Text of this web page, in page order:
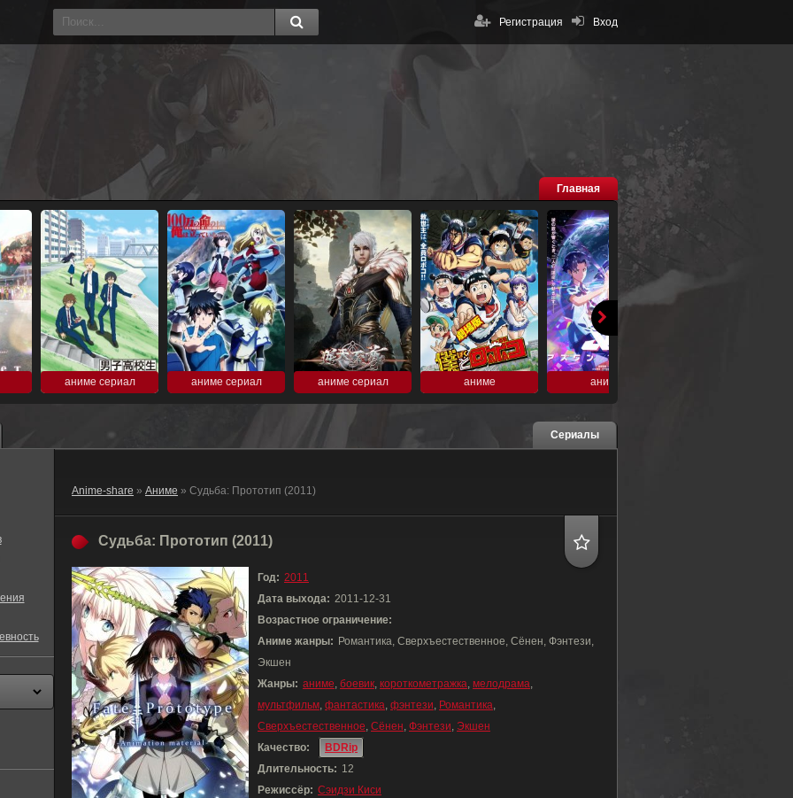
Вход
Регистрация
Главная
аниме сериал аниме сериал аниме сериал аниме аниме
Сериалы
Anime-share » Аниме » Судьба: Прототип (2011)
Судьба: Прототип (2011)
Год: 2011
Дата выхода: 2011-12-31
Возрастное ограничение:
Аниме жанры: Романтика, Сверхъестественное, Сёнен, Фэнтези,
Экшен
Жанры: аниме, боевик, короткометражка, мелодрама,
мультфильм, фантастика, фэнтези, Романтика,
Сверхъестественное, Сёнен, Фэнтези, Экшен
Качество:
BDRip
Длительность: 12
Режиссёр: Сэидзи Киси